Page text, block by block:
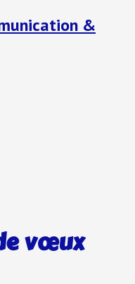
&
vœux